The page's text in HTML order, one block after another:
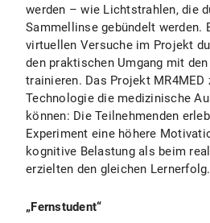
werden – wie Lichtstrahlen, die
Sammellinse gebündelt werden.
virtuellen Versuche im Projekt
den praktischen Umgang mit
trainieren. Das Projekt MR4MED
Technologie die medizinische
können: Die Teilnehmenden
Experiment eine höhere
kognitive Belastung als beim
erzielten den gleichen Lernerfolg.
„Fernstudent“